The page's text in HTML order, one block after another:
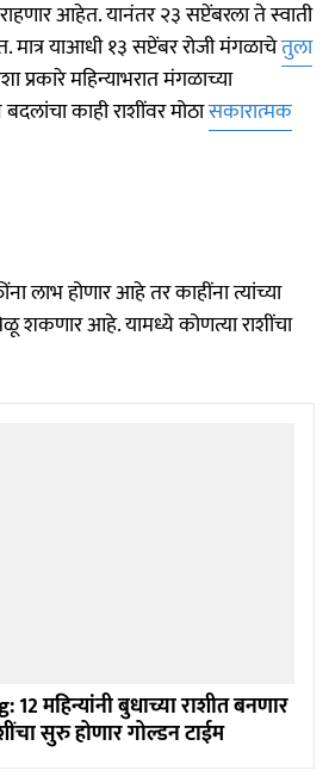
राहणार आहेत. यानंतर २३ सप्टेंबरला ते स्वाती
मात्र याआधी १३ सप्टेंबर रोजी मंगळाचेतुला
प्रकारे महिन्याभरात मंगळाच्या
बदलांचा काही राशींवर मोठासकारात्मक
लाभ होणार आहे तर काहींना त्यांच्या
शकणार आहे. यामध्ये कोणत्या राशींचा
महिन्यांनी बुधाच्या राशीत बनणार
सुरु होणार गोल्डन टाईम